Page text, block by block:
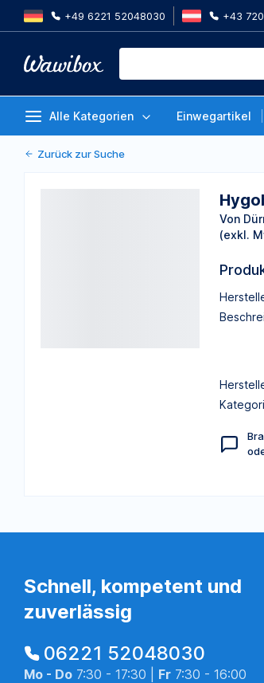
+49 6221 52048030 +43
Alle Kategorien Einwegartikel
Hygobox
Zurück zur Suche
Von
(exkl.
Schnell, kompetent und
zuverlässig
06221 52048030
Mo - Do 7:30 - 17:30 | Fr 7:30 - 16:00